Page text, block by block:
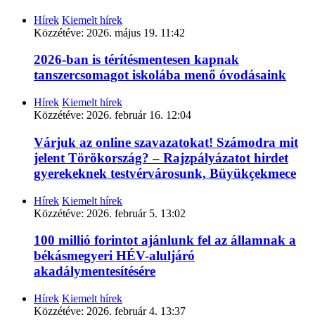
Hírek Kiemelt hírek
Közzétéve: 2026. május 19. 11:42
2026-ban is térítésmentesen kapnak
tanszercsomagot iskolába menő óvodásaink
Hírek Kiemelt hírek
Közzétéve: 2026. február 16. 12:04
Várjuk az online szavazatokat! Számodra mit
jelent Törökország? – Rajzpályázatot hirdet
gyerekeknek testvérvárosunk, Büyükçekmece
Hírek Kiemelt hírek
Közzétéve: 2026. február 5. 13:02
100 millió forintot ajánlunk fel az államnak a
békásmegyeri HÉV-aluljáró
akadálymentesítésére
Hírek Kiemelt hírek
Közzétéve: 2026. február 4. 13:37